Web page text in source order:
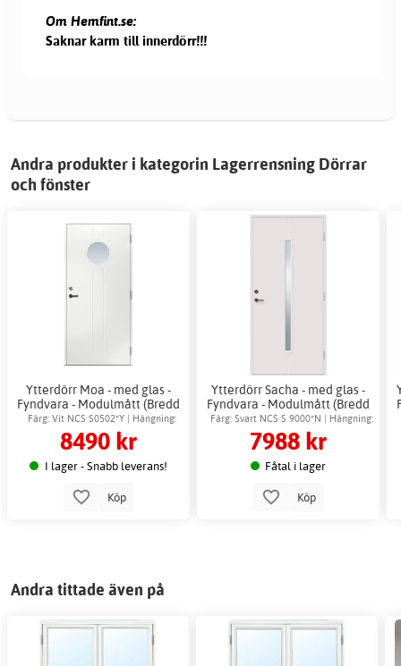
Om Hemfint.se:
Saknar karm till innerdörr!!!
Andra produkter i kategorin Lagerrensning Dörrar
och fönster
Ytterdörr Moa - med glas -
Fyndvara - Modulmått (Bredd
| Höjd dm): 8x21
Färg: Vit NCS S0502*Y | Hängning:
Högerhängd
8490 kr
I lager - Snabb leverans!
Köp
Ytterdörr Sacha - med glas -
Fyndvara - Modulmått (Bredd
| Höjd dm): 10x21
Färg: Svart NCS S 9000*N | Hängning:
Vänsterhängd
7988 kr
Fåtal i lager
Köp
Andra tittade även på